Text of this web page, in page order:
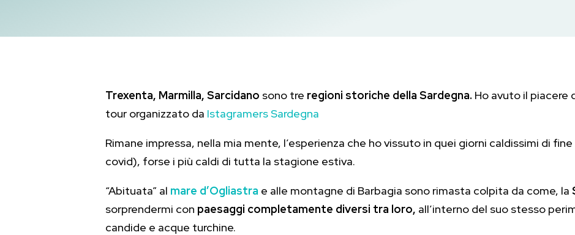
Trexenta, Marmilla, Sarcidano sono tre regioni storiche della Sardegna. Ho avuto il piacere
tour organizzato da Istagramers Sardegna
Rimane impressa, nella mia mente, l’esperienza che ho vissuto in quei giorni caldissimi di
covid), forse i più caldi di tutta la stagione estiva.
“Abituata” al mare d’Ogliastra e alle montagne di Barbagia sono rimasta colpita da come, la
sorprendermi con paesaggi completamente diversi tra loro, all’interno del suo stesso
candide e acque turchine.